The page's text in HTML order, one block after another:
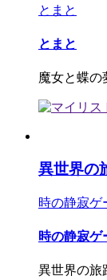
とまと
とまと
魔女と蝶の
異世界の
時の静寂ゲ
時の静寂ゲ
異世界の旅